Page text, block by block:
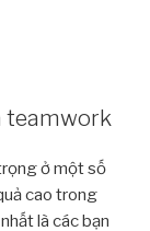
teamwork
ở một số
cao trong
là các bạn